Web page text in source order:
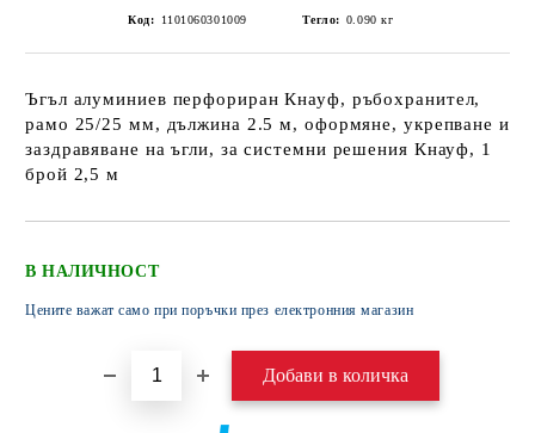
Код: 1101060301009 Тегло: 0.090 кг
Ъгъл алуминиев перфориран Кнауф, ръбохранител,
рамо 25/25 мм, дължина 2.5 м, оформяне, укрепване и
заздравяване на ъгли, за системни решения Кнауф, 1
брой 2,5 м
В НАЛИЧНОСТ
Цените важат само при поръчки през електронния магазин